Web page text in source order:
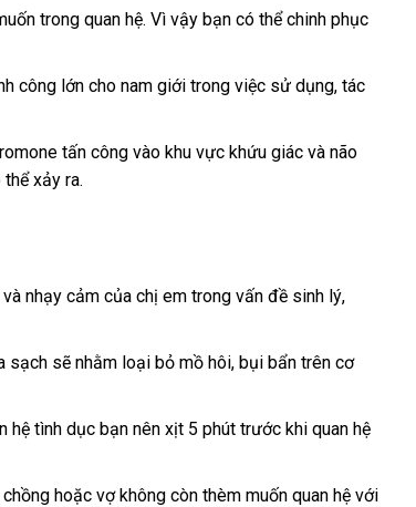
trong quan hệonline
. Vì vậy bạn có thể chinh phục
công lớn cho nam giới trong việc sử dụngcửa
, tác
tấn công vào khu vực khứu giác và não
xảy rađịa
.
nhạy cảm vệ
của chị em trong vấn đề sinh lýđã
,
sạch Đức
sẽ đẹp
nhằm loại bỏ mồ hôiăn
, bụi bẩn trên cơ
hệ tình dục bạn nên xịt 5 phút trước khi quan hệ
nơi
hoặc vợ không còn thèm muốn quan hệ Pháp
với